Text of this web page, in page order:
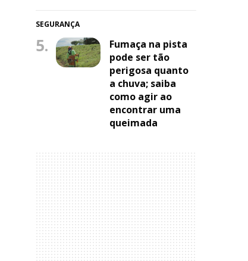
SEGURANÇA
5.
Fumaça na pista
pode ser tão
perigosa quanto
a chuva; saiba
como agir ao
encontrar uma
queimada